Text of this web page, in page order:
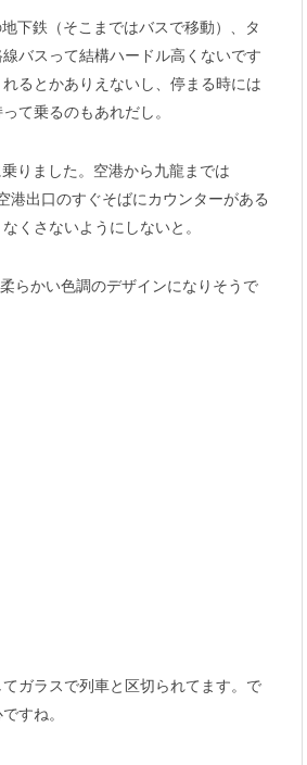
下鉄（そこまではバスで移動）、タ
バスって結構ハードル高くないです
るとかありえないし、停まる時には
て乗るのもあれだし。
りました。空港から九龍までは
出口のすぐそばにカウンターがある
くさないようにしないと。
らかい色調のデザインになりそうで
ガラスで列車と区切られてます。で
すね。